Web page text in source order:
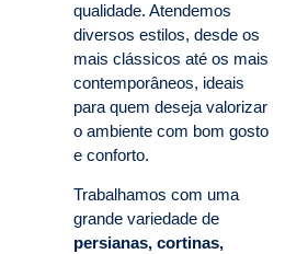
qualidade. Atendemos
diversos estilos, desde os
mais clássicos até os mais
contemporâneos, ideais
para quem deseja valorizar
o ambiente com bom gosto
e conforto.
Trabalhamos com uma
grande variedade de
persianas, cortinas,